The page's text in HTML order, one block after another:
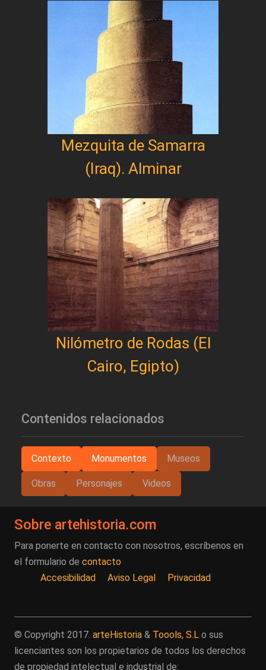
Mezquita de Samarra
(Iraq). Alminar
Nilómetro de Rodas (El
Cairo, Egipto)
Contenidos relacionados
Contexto Monumentos Museos
Obras Personajes Videos
Sobre artehistoria.com
Para ponerte en contacto con nosotros, escríbenos en
el formulario de contacto
Accesibilidad
Aviso Legal Privacidad
© Copyright 2017. arteHistoria & Toools, S.L o sus
licenciantes son los propietarios de todos los derechos
de propiedad intelectual e industrial de: